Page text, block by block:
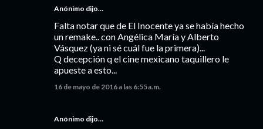
Anónimo dijo…
Falta notar que de El Inocente ya se había hecho
un remake.. con Angélica María y Alberto
Vásquez (ya ni sé cuál fue la primera)...
Q decepción q el cine mexicano taquillero le
apueste a esto...
16 de mayo de 2016 a las 6:55 a.m.
Anónimo dijo…